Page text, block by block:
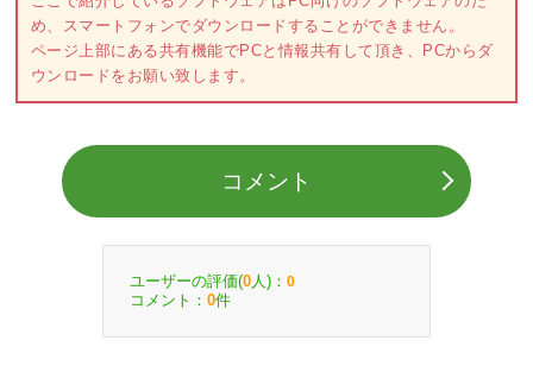
め、スマートフォンでダウンロードすることができません。
ページ上部にある共有機能でPCと情報共有して頂き、PCからダ
ウンロードをお願い致します。
コメント
ユーザーの評価(0 人)： 0
コメント： 0件